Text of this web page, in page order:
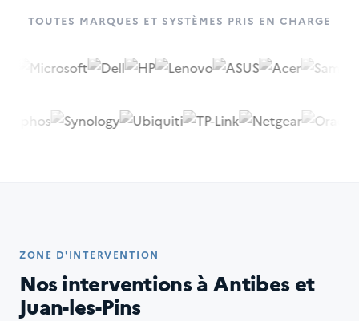
TOUTES MARQUES ET SYSTÈMES PRIS EN CHARGE
ZONE D'INTERVENTION
Nos interventions à Antibes et
Juan-les-Pins